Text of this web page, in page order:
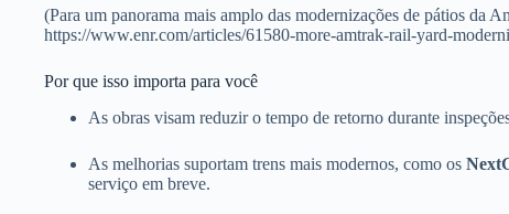
(Para um panorama mais amplo das modernizações de pátios da
https://www.enr.com/articles/61580-more-amtrak-rail-yard-
Por que isso importa para você
As obras visam reduzir o tempo de retorno durante
As melhorias suportam trens mais modernos, como os
serviço em breve.